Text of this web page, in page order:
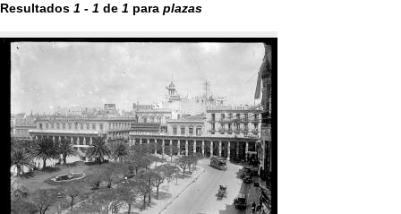
Resultados 1 - 1 de 1 para plazas